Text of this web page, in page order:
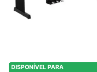
DISPONÍVEL PARA